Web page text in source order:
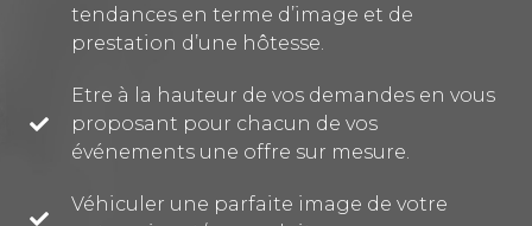
tendances en terme d’image et de
prestation d’une hôtesse.
Etre à la hauteur de vos demandes en vous
proposant pour chacun de vos
événements une offre sur mesure.
Véhiculer une parfaite image de votre